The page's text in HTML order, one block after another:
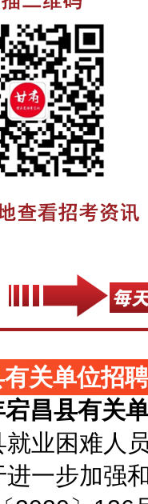
有关单位招
昌县有关
困难人员
一步加强